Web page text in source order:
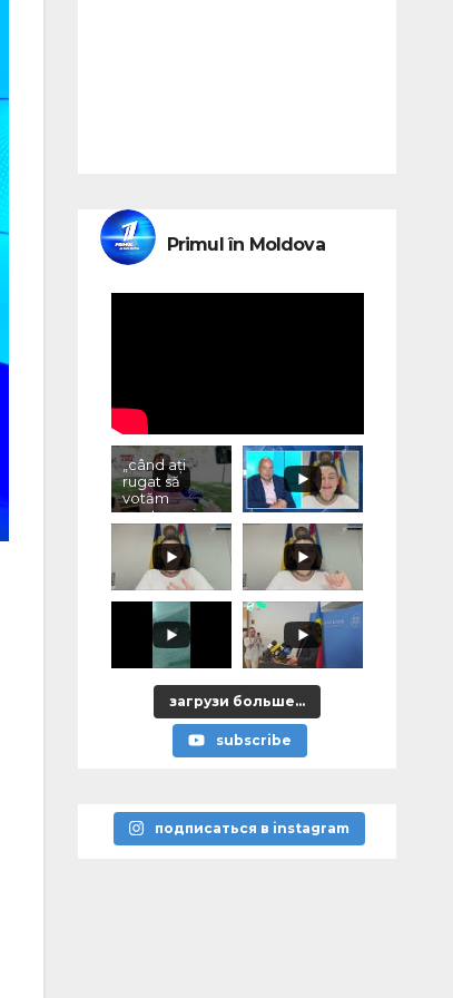
Primul în Moldova
„când ați
rugat să
votăm
pentru voi,
ce ați
promis?"
загрузи больше...
subscribe
подписаться в instagram